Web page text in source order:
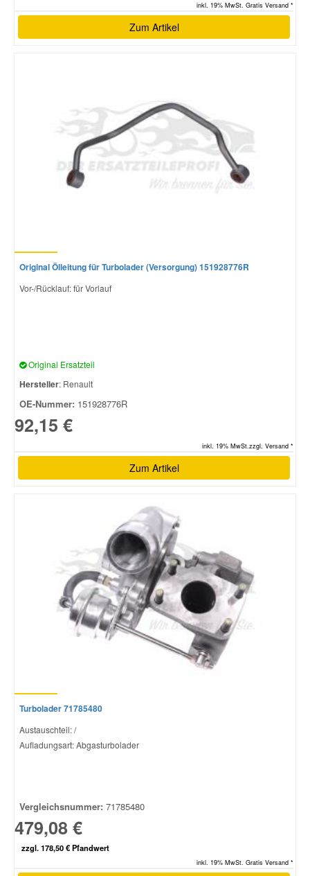
inkl. 19% MwSt. Gratis Versand *
Zum Artikel
Original Ölleitung für Turbolader (Versorgung) 151928776R
Vor-/Rücklauf: für Vorlauf
Original Ersatzteil
Hersteller: Renault
OE-Nummer: 151928776R
92,15 €
inkl. 19% MwSt.zzgl. Versand *
Zum Artikel
Turbolader 71785480
Austauschteil: /
Aufladungsart: Abgasturbolader
Vergleichsnummer: 71785480
479,08 €
zzgl. 178,50 € Pfandwert
inkl. 19% MwSt. Gratis Versand *